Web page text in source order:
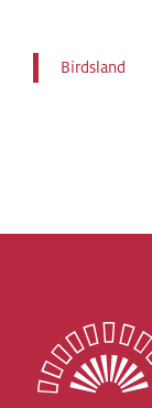
Birdsland